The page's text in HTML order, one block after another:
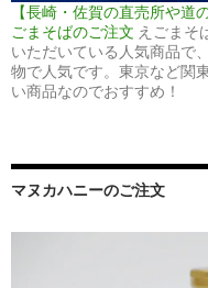
【長崎・佐賀の直売所や道
ごまそばのご注文 えごまそ
いただいている人気商品で
物で人気です。東京など関
い商品なのでおすすめ！
マヌカハニーのご注文